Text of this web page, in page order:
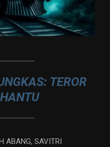
TEROR
ABANG, SAVITRI